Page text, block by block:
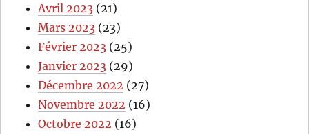
Avril 2023 (21)
Mars 2023 (23)
Février 2023 (25)
Janvier 2023 (29)
Décembre 2022 (27)
Novembre 2022 (16)
Octobre 2022 (16)